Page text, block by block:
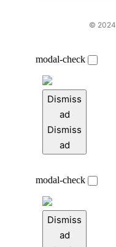
© 2024
modal-check
Dismiss
ad
Dismiss
ad
modal-check
Dismiss
ad